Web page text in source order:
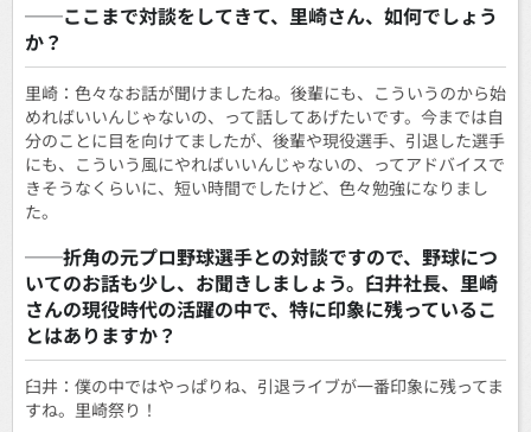
──ここまで対談をしてきて、里崎さん、如何でしょう
か？
里崎：色々なお話が聞けましたね。後輩にも、こういうのから始
めればいいんじゃないの、って話してあげたいです。今までは自
分のことに目を向けてましたが、後輩や現役選手、引退した選手
にも、こういう風にやればいいんじゃないの、ってアドバイスで
きそうなくらいに、短い時間でしたけど、色々勉強になりまし
た。
──折角の元プロ野球選手との対談ですので、野球につ
いてのお話も少し、お聞きしましょう。臼井社長、里崎
さんの現役時代の活躍の中で、特に印象に残っているこ
とはありますか？
臼井：僕の中ではやっぱりね、引退ライブが一番印象に残ってま
すね。里崎祭り！